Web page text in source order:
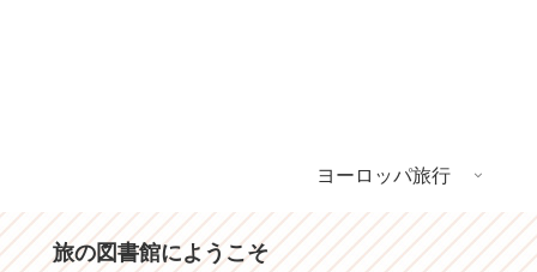
ヨーロッパ旅行
旅の図書館にようこそ